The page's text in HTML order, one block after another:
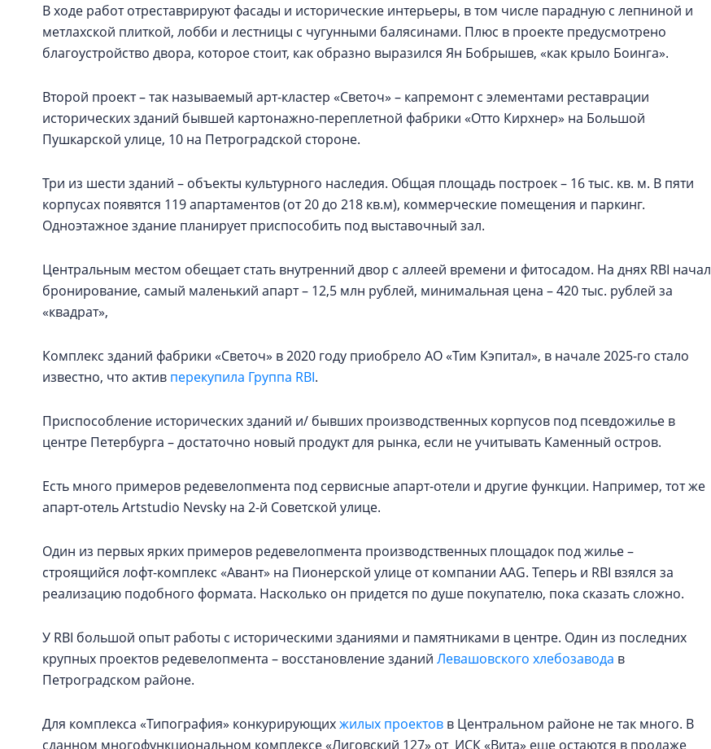
В ходе работ отреставрируют фасады и исторические интерьеры, в том числе парадную с лепниной и
метлахской плиткой, лобби и лестницы с чугунными балясинами. Плюс в проекте предусмотрено
благоустройство двора, которое стоит, как образно выразился Ян Бобрышев, «как крыло Боинга».
Второй проект – так называемый арт-кластер «Светоч» – капремонт с элементами реставрации
исторических зданий бывшей картонажно-переплетной фабрики «Отто Кирхнер» на Большой
Пушкарской улице, 10 на Петроградской стороне.
Три из шести зданий – объекты культурного наследия. Общая площадь построек – 16 тыс. кв. м. В пяти
корпусах появятся 119 апартаментов (от 20 до 218 кв.м), коммерческие помещения и паркинг.
Одноэтажное здание планирует приспособить под выставочный зал.
Центральным местом обещает стать внутренний двор с аллеей времени и фитосадом. На днях RBI начал
бронирование, самый маленький апарт – 12,5 млн рублей, минимальная цена – 420 тыс. рублей за
«квадрат»,
Комплекс зданий фабрики «Светоч» в 2020 году приобрело АО «Тим Кэпитал», в начале 2025-го стало
известно, что актив перекупила Группа RBI.
Приспособление исторических зданий и/ бывших производственных корпусов под псевдожилье в
центре Петербурга – достаточно новый продукт для рынка, если не учитывать Каменный остров.
Есть много примеров редевелопмента под сервисные апарт-отели и другие функции. Например, тот же
апарт-отель Artstudio Nevsky на 2-й Советской улице.
Один из первых ярких примеров редевелопмента производственных площадок под жилье –
строящийся лофт-комплекс «Авант» на Пионерской улице от компании AAG. Теперь и RBI взялся за
реализацию подобного формата. Насколько он придется по душе покупателю, пока сказать сложно.
У RBI большой опыт работы с историческими зданиями и памятниками в центре. Один из последних
крупных проектов редевелопмента – восстановление зданий Левашовского хлебозавода в
Петроградском районе.
Для комплекса «Типография» конкурирующихжилых проектов в Центральном районе не так много. В
сданном многофункциональном комплексе «Лиговский 127» от ИСК «Вита» еще остаются в продаже